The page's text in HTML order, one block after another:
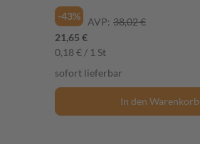
-43%
AVP: 38,02 €
21,65 €
0,18 € / 1 St
sofort lieferbar
In den Warenkorb